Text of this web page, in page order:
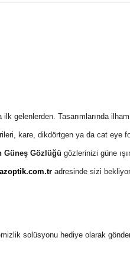
gelenlerden. Tasarımlarında
kare, dikdörtgen ya da cat eye
Güneş Gözlüğü gözlerinizi güne
adresinde sizi
solüsyonu hediye olarak